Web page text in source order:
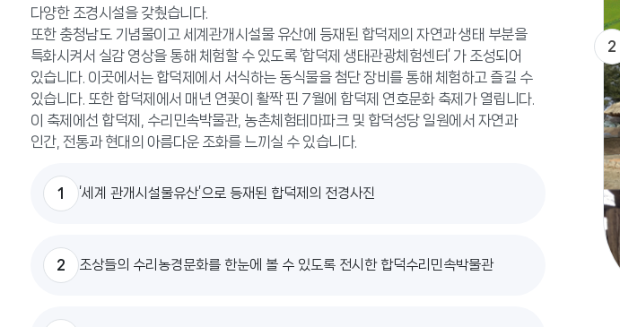
다양한 조경시설을 갖췄습니다.
또한 충청남도 기념물이고 세계관개시설물 유산에 등재된 합덕제의 자연과 생태 부분을
특화시켜서 실감 영상을 통해 체험할 수 있도록 ‘합덕제 생태관광체험센터’ 가 조성되어
있습니다. 이곳에서는 합덕제에서 서식하는 동식물을 첨단 장비를 통해 체험하고 즐길 수
있습니다. 또한 합덕제에서 매년 연꽃이 활짝 핀 7월에 합덕제 연호문화 축제가 열립니다.
이 축제에선 합덕제, 수리민속박물관, 농촌체험테마파크 및 합덕성당 일원에서 자연과
인간, 전통과 현대의 아름다운 조화를 느끼실 수 있습니다.
1 ‘세계 관개시설물유산’으로 등재된 합덕제의 전경사진
2 조상들의 수리농경문화를 한눈에 볼 수 있도록 전시한 합덕수리민속박물관
2